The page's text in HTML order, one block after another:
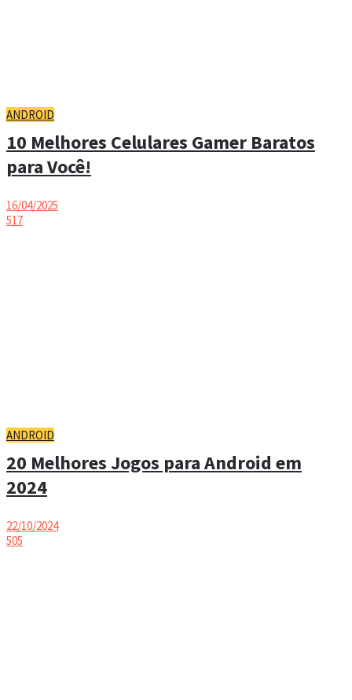
ANDROID
10 Melhores Celulares Gamer Baratos
para Você!
16/04/2025
517
ANDROID
20 Melhores Jogos para Android em
2024
22/10/2024
505